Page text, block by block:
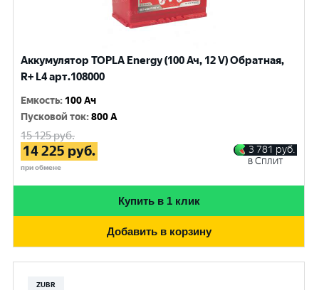
Аккумулятор TOPLA Energy (100 Ач, 12 V) Обратная,
R+ L4 арт.108000
Емкость: 100 Ач
Пусковой ток:800 A
15 125руб.
14 225 руб.
при обмене
3 781 руб.
в Сплит
Купить в 1 клик
Добавить в корзину
ZUBR